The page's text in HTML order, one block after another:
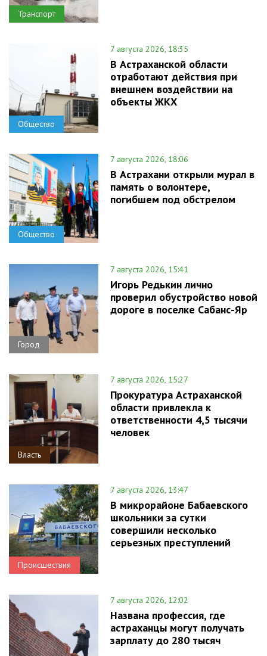
Транспорт
Общество
7 августа 2026, 18:35
В Астраханской области
отработают действия при
внешнем воздействии на
объекты ЖКХ
Общество
7 августа 2026, 18:06
В Астрахани открыли мурал в
память о волонтере,
погибшем под обстрелом
Город
7 августа 2026, 15:41
Игорь Редькин лично
проверил обустройство новой
дороге в поселке Сабанс-Яр
Власть
7 августа 2026, 15:27
Прокуратура Астраханской
области привлекла к
ответственности 4,5 тысячи
человек
Происшествия
7 августа 2026, 13:47
В микрорайоне Бабаевского
школьники за сутки
совершили несколько
серьезных преступлений
7 августа 2026, 12:02
Названа профессия, где
астраханцы могут получать
зарплату до 280 тысяч